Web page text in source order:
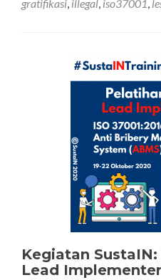
KE-
Mencegah
Perdagangan
Langka,
Dilindungi,
atau
Terancam
Punah
gratifikasi, illegal, iso37001,
Kegiatan
Lead